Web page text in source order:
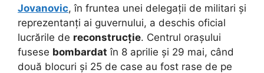
Jovanovic, în fruntea unei delegații de militari și
reprezentanți ai guvernului, a deschis oficial
lucrările de reconstrucție. Centrul orașului
fusese bombardat în 8 aprilie și 29 mai, când
două blocuri și 25 de case au fost rase de pe